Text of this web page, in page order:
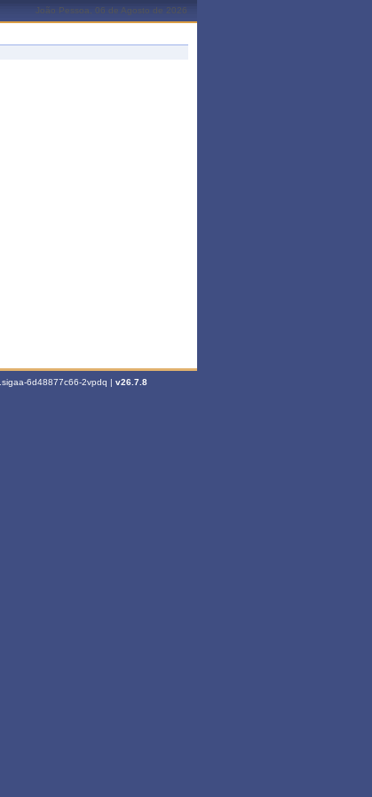
João Pessoa, 06 de Agosto de 2026
6d48877c66-2vpdq | v26.7.8